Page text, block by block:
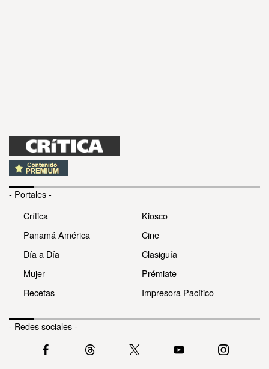
- Portales -
Crítica
Panamá América
Día a Día
Mujer
Recetas
Kiosco
Cine
Clasiguía
Prémiate
Impresora Pacífico
- Redes sociales -